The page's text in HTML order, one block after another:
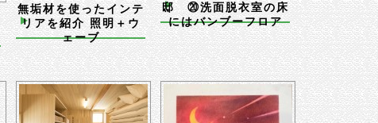
無垢材を使ったインテ
リアを紹介 照明＋ウ
ェーブ
邸 ⑳洗面脱衣室の床
にはバンブーフロア